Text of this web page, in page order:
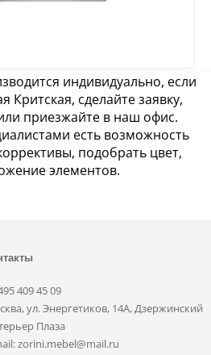
индивидуально, если
Критская, сделайте заявку,
приезжайте в наш офис.
есть возможность
подобрать цвет,
элементов.
409 45 09
ул. Энергетиков, 14А, Дзержинский
Плаза
zorini.mebel@mail.ru